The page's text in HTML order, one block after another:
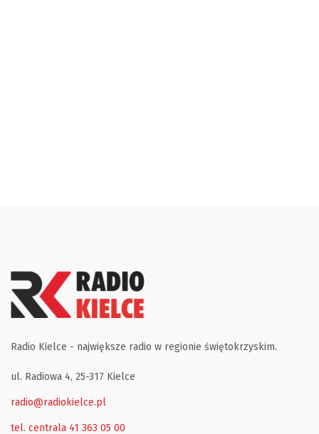
Radio Kielce - największe radio w regionie świętokrzyskim.
ul. Radiowa 4, 25-317 Kielce
radio@radiokielce.pl
tel. centrala 41 363 05 00